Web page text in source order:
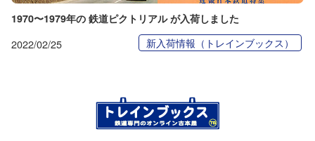
1970〜1979年の 鉄道ピクトリアル が入荷しました
2022/02/25 新入荷情報（トレインブックス）